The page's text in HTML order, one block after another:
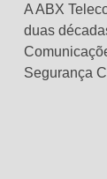
A ABX
duas
Segurança